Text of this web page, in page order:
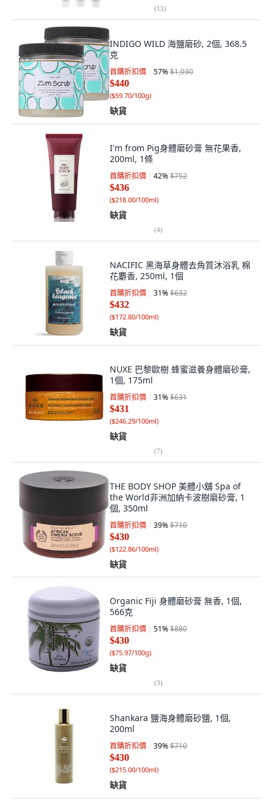
(13)
INDIGO WILD 海鹽磨砂, 2個, 368.5
克
首購折扣價 57%$1,030
$440
($59.70/100g)
缺貨
I'm from Pig身體磨砂膏 無花果香,
200ml, 1條
首購折扣價 42%$752
$436
($218.00/100ml)
缺貨
(4)
NACIFIC 黑海草身體去角質沐浴乳 棉
花麝香, 250ml, 1個
首購折扣價 31%$632
$432
($172.80/100ml)
缺貨
NUXE 巴黎歐樹 蜂蜜滋養身體磨砂膏,
1個, 175ml
首購折扣價 31%$631
$431
($246.29/100ml)
缺貨
(7)
THE BODY SHOP 美體小舖 Spa of
the World非洲加納卡波樹磨砂膏, 1
個, 350ml
首購折扣價 39%$710
$430
($122.86/100ml)
缺貨
Organic Fiji 身體磨砂膏 無香, 1個,
566克
首購折扣價 51%$880
$430
($75.97/100g)
缺貨
(3)
Shankara 鹽海身體磨砂鹽, 1個,
200ml
首購折扣價 39%$710
$430
($215.00/100ml)
缺貨